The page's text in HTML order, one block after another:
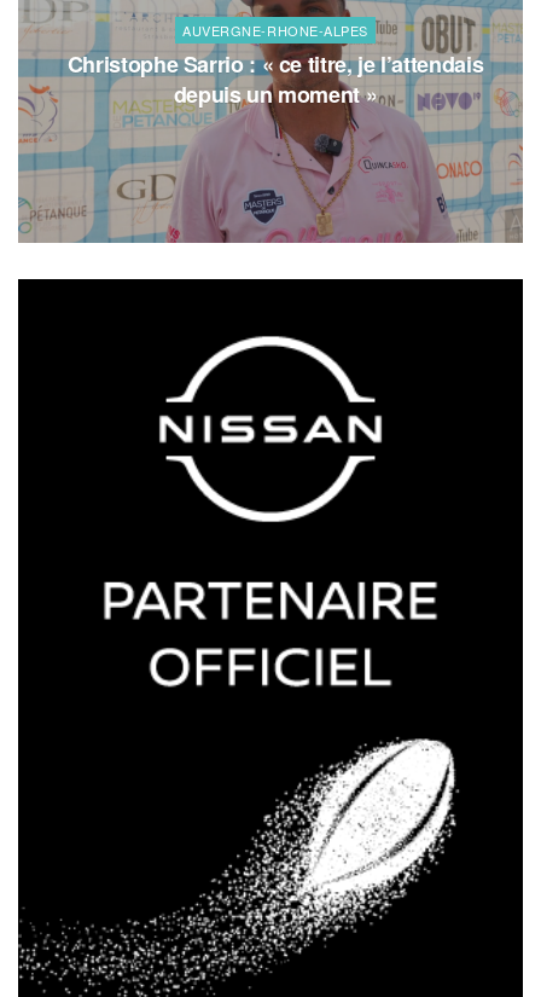
AUVERGNE-RHONE-ALPES
Christophe Sarrio : « ce titre, je l’attendais
depuis un moment »